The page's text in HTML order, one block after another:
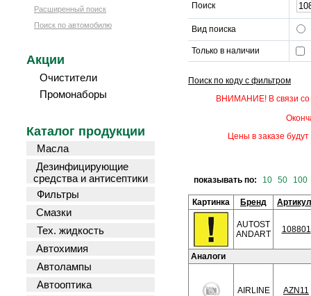
Расширенный поиск
Поиск по автомобилю
Акции
Очистители
Промонаборы
Каталог продукции
Масла
Дезинфицирующие
средства и антисептики
Фильтры
Смазки
Тех. жидкость
Автохимия
Автолампы
Автооптика
Поиск
Вид поиска
Только в наличии
Поиск по коду с фильтром
ВНИМАНИЕ! В связи со
Цены в заказе
показывать по: 10 50 100
Картинка Бренд Артикул
AUTOST
ANDART
108801
Аналоги
AIRLINE AZN11